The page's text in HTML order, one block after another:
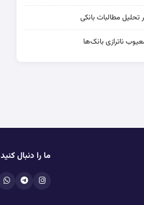
تحلیل مطالبات بانکی
ناترازی بانک‌ها
ما را دنبال کنید